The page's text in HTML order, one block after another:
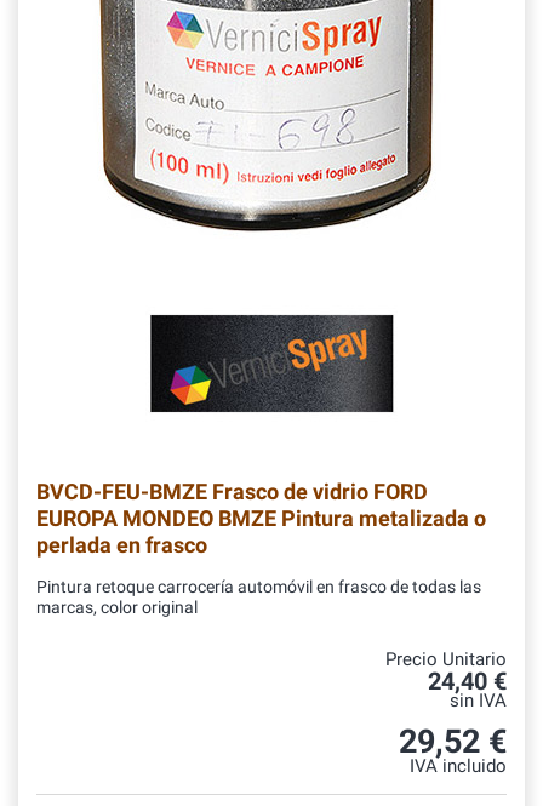
BVCD-FEU-BMZE Frasco de vidrio FORD
EUROPA MONDEO BMZE Pintura metalizada o
perlada en frasco
Pintura retoque carrocería automóvil en frasco de todas las
marcas, color original
Precio Unitario
24,40 €
sin IVA
29,52 €
IVA incluido